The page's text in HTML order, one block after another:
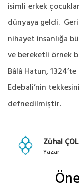
isimli erkek
dünyaya geldi.
nihayet insanlığa
ve bereketli örnek
Bâlâ Hatun,
Edebali’nin
defnedilmiştir.
Zühal
Yazar